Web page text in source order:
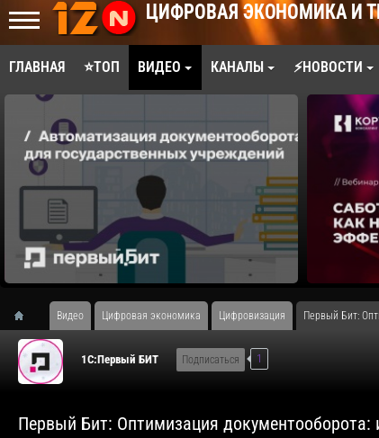
ЦИФРОВАЯ ЭКОНОМИКА И
ГЛАВНАЯ ⭐ТОП ВИДЕО КАНАЛЫ ⚡НОВОСТИ
Видео Цифровая экономика Цифровизация Первый Бит:
1С:Первый БИТ Подписаться 1
Первый Бит: Оптимизация документооборота: